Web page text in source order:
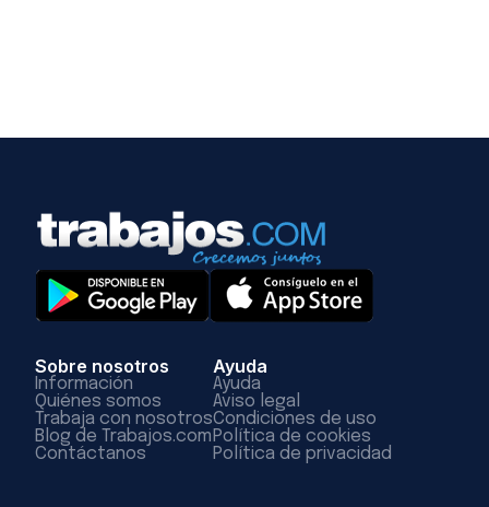
Sobre nosotros
Información
Quiénes somos
Trabaja con nosotros
Blog de Trabajos.com
Contáctanos
Ayuda
Ayuda
Aviso legal
Condiciones de uso
Política de cookies
Política de privacidad